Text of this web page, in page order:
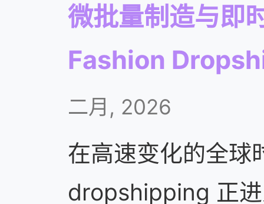
微批量制造与即
Fashion
二月, 2026
在高速变化的全球
dropshipping 正